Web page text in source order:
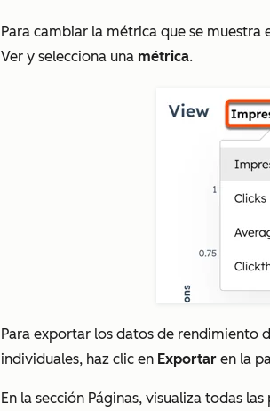
Para cambiar la métrica que se muestra
Ver y selecciona una métrica.
Para exportar los datos de rendimiento
individuales, haz clic en Exportar en la
En la sección Páginas, visualiza todas